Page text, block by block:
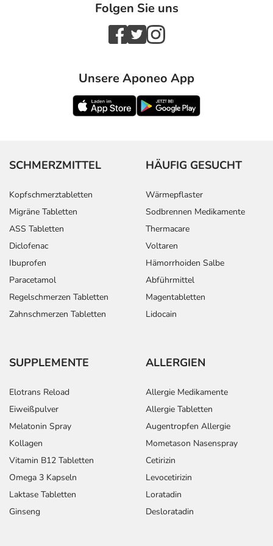
- Haarwuchs, verstärkter
- Veränderung der Hautfarbe
- Entzündung der Blutgefäße
- Pulserniedrigung
vom Vorhof zur Kammer)
- Eiweißverlust über die Niere (Eiweiß im Urin)
- Ausscheidung von Blutbestandteilen mit dem Urin
- Verminderte Urinproduktion
- Störungen des Salzhaushaltes, wie:
- Natriummangel
- Wassereinlagerungen (Ödeme)
- Leberfunktionsstörungen
- Lebervergrößerung
- Veränderung der Leberwerte
- Milzvergrößerung
Blutkörperchen)
Blutkörperchen)
- Eosinophilie (erhöhte Anzahl an bestimmten weißen
Blutkörperchen)
- Thrombozytopenie (Verminderung der Anzahl der
Blutplättchen)
- Gelenkschmerzen
- Fieber
- Lymphknotenschwellungen
- Durchfälle
Folgen Sie uns
Unsere Aponeo App
SCHMERZMITTEL
Kopfschmerztabletten
Migräne Tabletten
ASS Tabletten
Diclofenac
Ibuprofen
Paracetamol
Regelschmerzen Tabletten
Zahnschmerzen Tabletten
HÄUFIG GESUCHT
Wärmepflaster
Sodbrennen Medikamente
Thermacare
Voltaren
Hämorrhoiden Salbe
Abführmittel
Magentabletten
Lidocain
SUPPLEMENTE
Elotrans Reload
Eiweißpulver
Melatonin Spray
Kollagen
Vitamin B12 Tabletten
Omega 3 Kapseln
Laktase Tabletten
Ginseng
ALLERGIEN
Allergie Medikamente
Allergie Tabletten
Augentropfen Allergie
Mometason Nasenspray
Cetirizin
Levocetirizin
Loratadin
Desloratadin